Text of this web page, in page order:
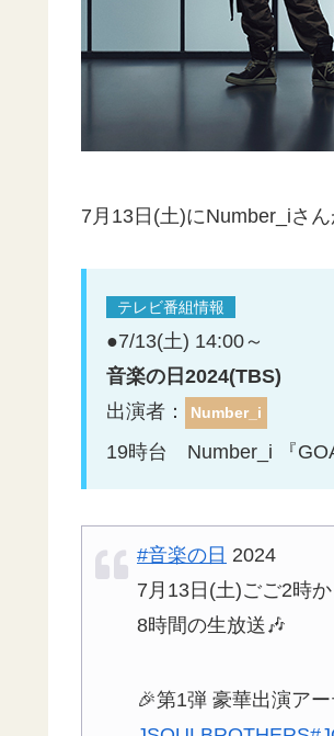
7月13日(土)にNumber_iさ
テレビ番組情報
●7/13(土) 14:00～
音楽の日2024(TBS)
出演者：
Number_i
19時台 Number_i 『
#音楽の日 2024
7月13日(土)ごご2時か
8時間の生放送🎶
🎉第1弾 豪華出演ア